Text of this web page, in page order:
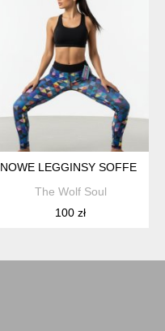
NOWE LEGGINSY SOFFE
The Wolf Soul
100 zł